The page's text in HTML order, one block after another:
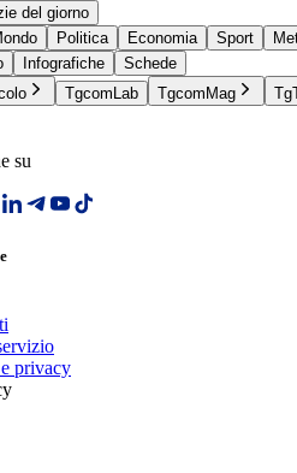
del giorno
Politica Economia Sport
Infografiche
Schede
TgcomLab TgcomMag
su
privacy